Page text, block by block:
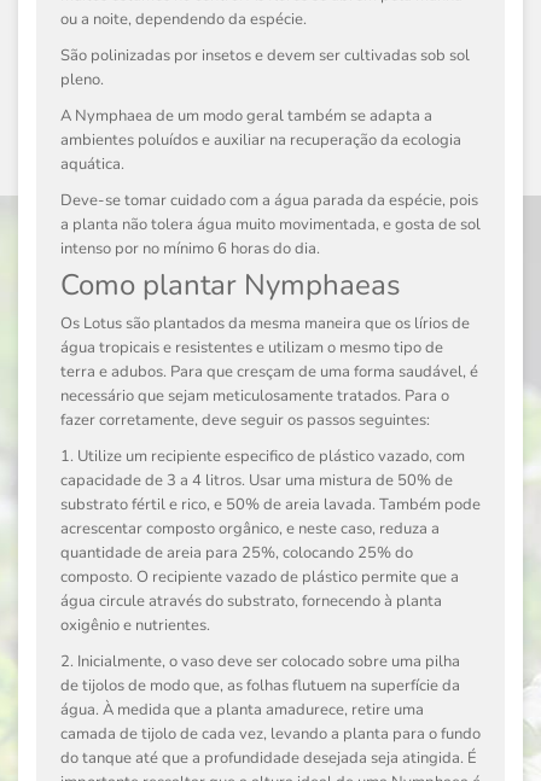
ou a noite, dependendo da espécie.
São polinizadas por insetos e devem ser cultivadas sob sol
pleno.
A Nymphaea de um modo geral também se adapta a
ambientes poluídos e auxiliar na recuperação da ecologia
aquática.
Deve-se tomar cuidado com a água parada da espécie, pois
a planta não tolera água muito movimentada, e gosta de sol
intenso por no mínimo 6 horas do dia.
Como plantar Nymphaeas
Os Lotus são plantados da mesma maneira que os lírios de
água tropicais e resistentes e utilizam o mesmo tipo de
terra e adubos. Para que cresçam de uma forma saudável, é
necessário que sejam meticulosamente tratados. Para o
fazer corretamente, deve seguir os passos seguintes:
1. Utilize um recipiente especifico de plástico vazado, com
capacidade de 3 a 4 litros. Usar uma mistura de 50% de
substrato fértil e rico, e 50% de areia lavada. Também pode
acrescentar composto orgânico, e neste caso, reduza a
quantidade de areia para 25%, colocando 25% do
composto. O recipiente vazado de plástico permite que a
água circule através do substrato, fornecendo à planta
oxigênio e nutrientes.
2. Inicialmente, o vaso deve ser colocado sobre uma pilha
de tijolos de modo que, as folhas flutuem na superfície da
água. À medida que a planta amadurece, retire uma
camada de tijolo de cada vez, levando a planta para o fundo
do tanque até que a profundidade desejada seja atingida. É